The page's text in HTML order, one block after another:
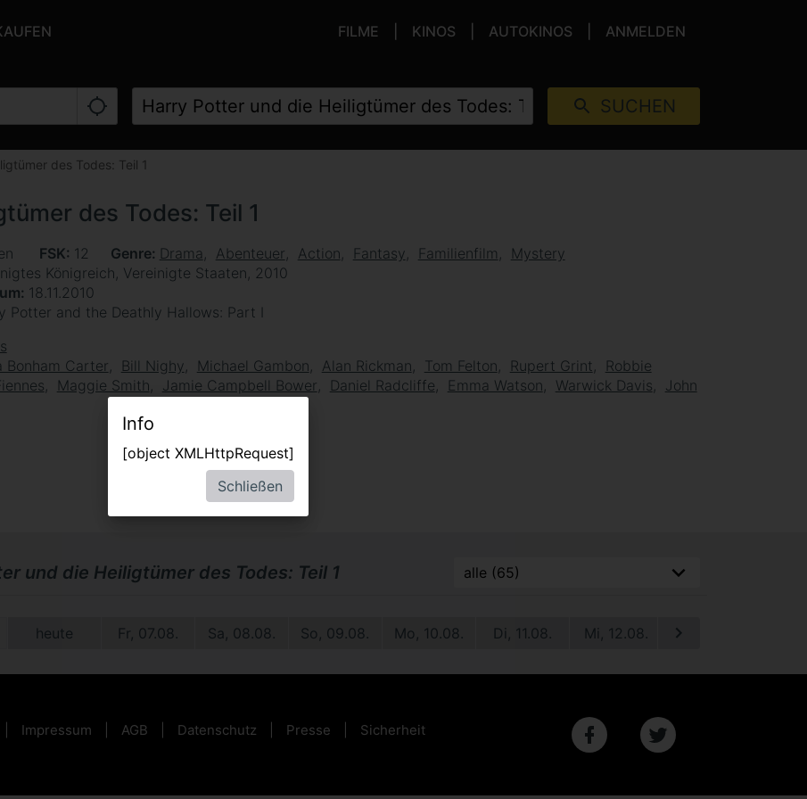
FILME KINOS AUTOKINOS ANMELDEN
SUCHEN
des Todes: Teil 1
des Todes: Teil 1
FSK 12 Genre Drama Abenteuer Action Fantasy Familienfilm
Mystery
Königreich, Vereinigte Staaten, 2010
18.11.2010
Potter and the Deathly Hallows: Part I
Bonham Carter Bill Nighy Michael Gambon Alan Rickman Tom Felton Rupert Grint
Robbie
Maggie Smith Jamie Campbell Bower Daniel Radcliffe Emma Watson Warwick Davis
John
und die Heiligtümer des Todes: Teil 1
heute Fr, 07.08. Sa, 08.08. So, 09.08. Mo, 10.08. Di, 11.08. Mi, 12.08. Do, 13.08.
Impressum AGB Datenschutz Presse Sicherheit
Info
[object XMLHttpRequest]
Schließen